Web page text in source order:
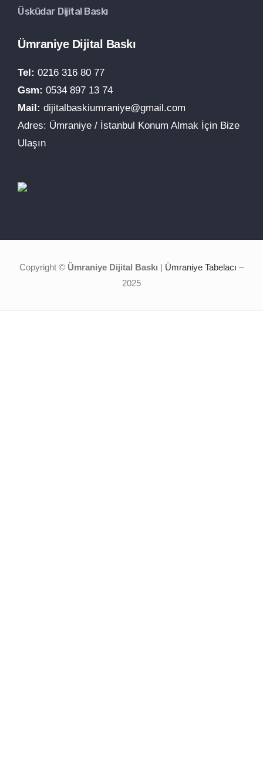
Üsküdar Dijital Baskı
Ümraniye Dijital Baskı
Tel: 0216 316 80 77
Gsm: 0534 897 13 74
Mail: dijitalbaskiumraniye@gmail.com
Adres: Ümraniye / İstanbul Konum Almak İçin Bize
Ulaşın
Copyright © Ümraniye Dijital Baskı | Ümraniye Tabelacı –
2025